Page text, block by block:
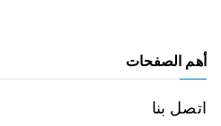
أهم الصفحات
اتصل بنا